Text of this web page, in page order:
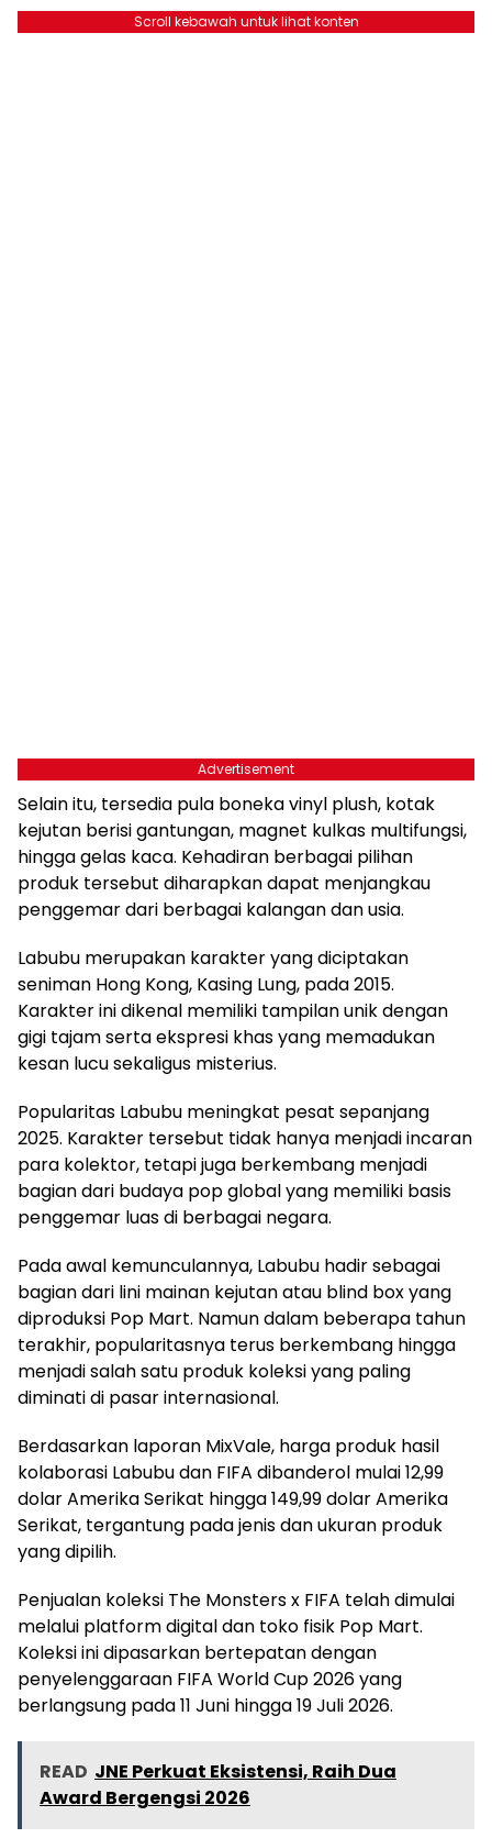
Scroll kebawah untuk lihat konten
Advertisement
Selain itu, tersedia pula boneka vinyl plush, kotak
kejutan berisi gantungan, magnet kulkas multifungsi,
hingga gelas kaca. Kehadiran berbagai pilihan
produk tersebut diharapkan dapat menjangkau
penggemar dari berbagai kalangan dan usia.
Labubu merupakan karakter yang diciptakan
seniman Hong Kong, Kasing Lung, pada 2015.
Karakter ini dikenal memiliki tampilan unik dengan
gigi tajam serta ekspresi khas yang memadukan
kesan lucu sekaligus misterius.
Popularitas Labubu meningkat pesat sepanjang
2025. Karakter tersebut tidak hanya menjadi incaran
para kolektor, tetapi juga berkembang menjadi
bagian dari budaya pop global yang memiliki basis
penggemar luas di berbagai negara.
Pada awal kemunculannya, Labubu hadir sebagai
bagian dari lini mainan kejutan atau blind box yang
diproduksi Pop Mart. Namun dalam beberapa tahun
terakhir, popularitasnya terus berkembang hingga
menjadi salah satu produk koleksi yang paling
diminati di pasar internasional.
Berdasarkan laporan MixVale, harga produk hasil
kolaborasi Labubu dan FIFA dibanderol mulai 12,99
dolar Amerika Serikat hingga 149,99 dolar Amerika
Serikat, tergantung pada jenis dan ukuran produk
yang dipilih.
Penjualan koleksi The Monsters x FIFA telah dimulai
melalui platform digital dan toko fisik Pop Mart.
Koleksi ini dipasarkan bertepatan dengan
penyelenggaraan FIFA World Cup 2026 yang
berlangsung pada 11 Juni hingga 19 Juli 2026.
READ JNE Perkuat Eksistensi, Raih Dua
Award Bergengsi 2026